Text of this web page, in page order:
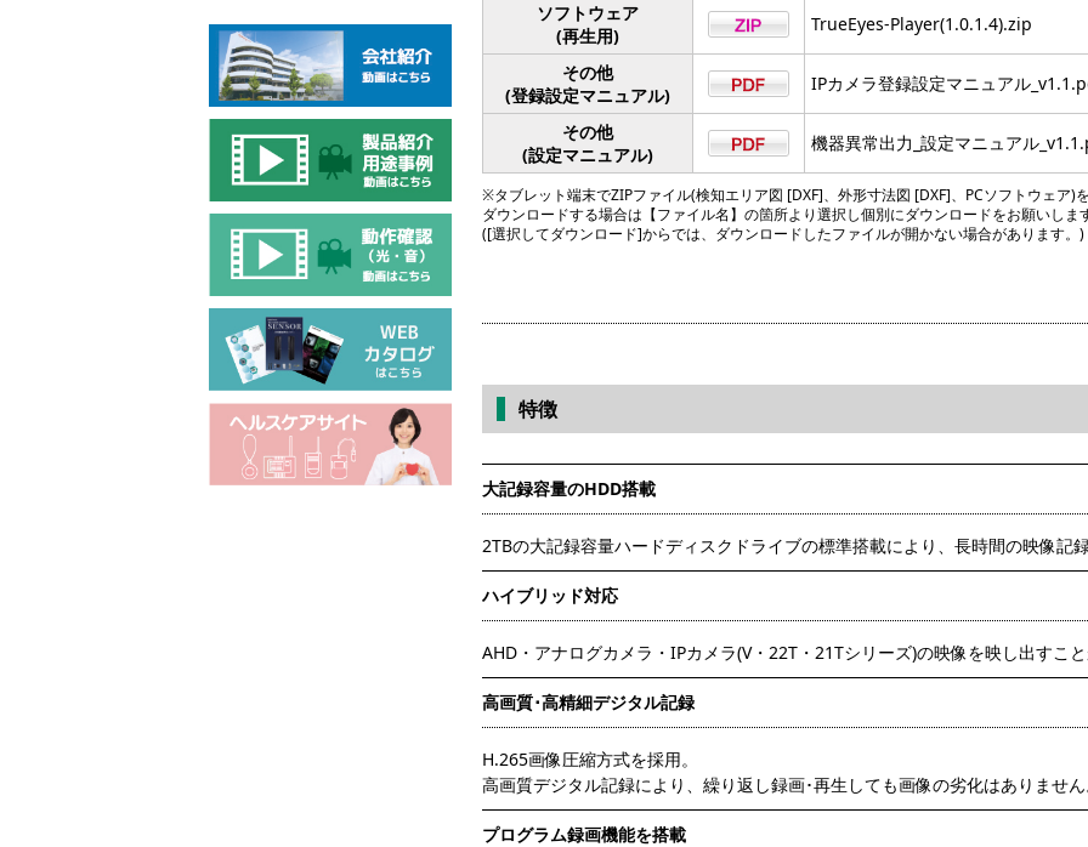
ソフトウェア
(再生用)
TrueEyes-Player(1.0.1.4).zip
その他
(登録設定マニュアル)
IPカメラ登録設定マニュアル
その他
(設定マニュアル)
機器異常出力_設定マニュアル
※タブレット端末でZIPファイル(検知エリア図 [DXF]、外形寸法図 [DXF]、PCソフトウェア)を
ダウンロードする場合は【ファイル名】の箇所より選択し個別にダウンロードをお願いします
([選択してダウンロード]からでは、ダウンロードしたファイルが開かない場合があります。)
特徴
大記録容量のHDD搭載
2TBの大記録容量ハードディスクドライブの標準搭載により、長時間の映像記録
ハイブリッド対応
AHD・アナログカメラ・IPカメラ(V・22T・21Tシリーズ)の映像を映し出すこと
高画質･高精細デジタル記録
H.265画像圧縮方式を採用。
高画質デジタル記録により、繰り返し録画･再生しても画像の劣化はありません
プログラム録画機能を搭載